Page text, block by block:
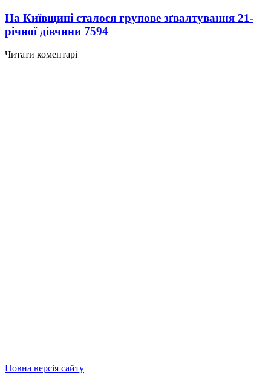
На Київщині сталося групове зґвалтування 21-
річної дівчини 7594
Читати коментарі
Повна версія сайту